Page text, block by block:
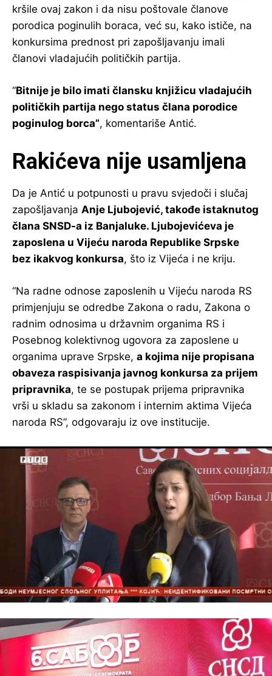
kršile ovaj zakon i da nisu poštovale članove
porodica poginulih boraca, već su, kako ističe, na
konkursima prednost pri zapošljavanju imali
članovi vladajućih političkih partija.
“Bitnije je bilo imati člansku knjižicu vladajućih
političkih partija nego status člana porodice
poginulog borca”, komentariše Antić.
Rakićeva nije usamljena
Da je Antić u potpunosti u pravu svjedoči i slučaj
zapošljavanja Anje Ljubojević, takođe istaknutog
člana SNSD-a iz Banjaluke. Ljubojevićeva je
zaposlena u Vijeću naroda Republike Srpske
bez ikakvog konkursa, što iz Vijeća i ne kriju.
“Na radne odnose zaposlenih u Vijeću naroda RS
primjenjuju se odredbe Zakona o radu, Zakona o
radnim odnosima u državnim organima RS i
Posebnog kolektivnog ugovora za zaposlene u
organima uprave Srpske, a kojima nije propisana
obaveza raspisivanja javnog konkursa za prijem
pripravnika, te se postupak prijema pripravnika
vrši u skladu sa zakonom i internim aktima Vijeća
naroda RS”, odgovaraju iz ove institucije.